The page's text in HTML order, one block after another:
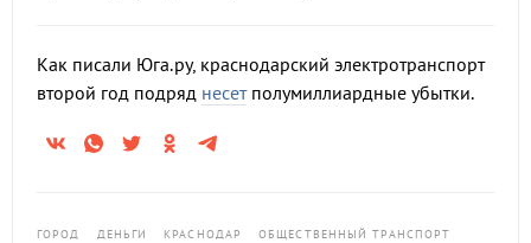
Как писали Юга.ру, краснодарский электротранспорт
второй год подряд несетполумиллиардные убытки.
ГОРОД ДЕНЬГИ КРАСНОДАР
ОБЩЕСТВЕННЫЙ ТРАНСПОРТ